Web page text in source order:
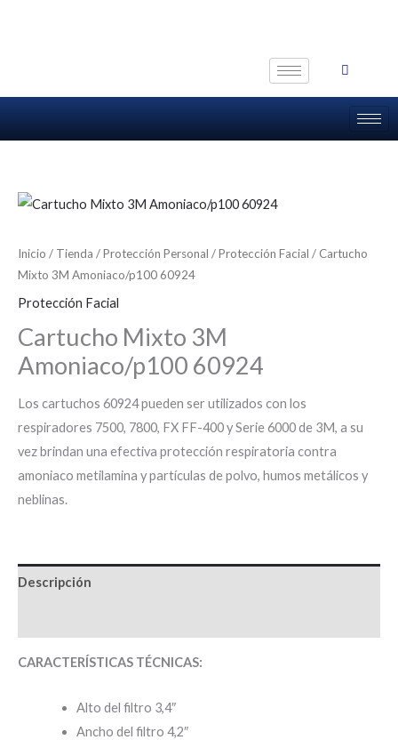
Inicio / Tienda /Protección Personal /Protección Facial / Cartucho
Mixto 3M Amoniaco/p100 60924
Protección Facial
Cartucho Mixto 3M
Amoniaco/p100 60924
Los cartuchos 60924 pueden ser utilizados con los
respiradores 7500, 7800, FX FF-400 y Serie 6000 de 3M, a su
vez brindan una efectiva protección respiratoria contra
amoniaco metilamina y partículas de polvo, humos metálicos y
neblinas.
Descripción
CARACTERÍSTICAS TÉCNICAS:
Alto del filtro 3,4″
Ancho del filtro 4,2″